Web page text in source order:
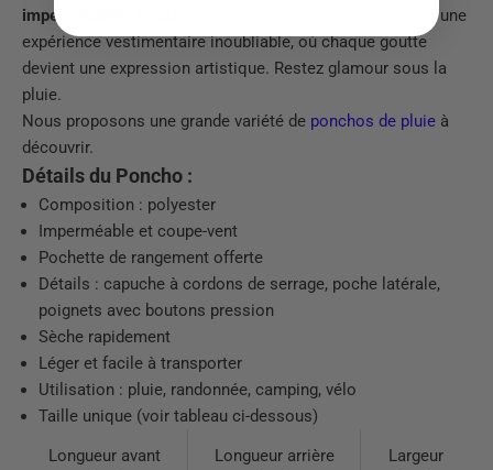
imperméabilité totale
. Commandez dès maintenant pour une
expérience vestimentaire inoubliable, où chaque goutte
devient une expression artistique. Restez glamour sous la
pluie.
Nous proposons une grande variété de ponchos de pluie à
découvrir.
Détails du Poncho :
Composition : polyester
Imperméable et coupe-vent
Pochette de rangement offerte
Détails : capuche à cordons de serrage, poche latérale,
poignets avec boutons pression
Sèche rapidement
Léger et facile à transporter
Utilisation : pluie, randonnée, camping, vélo
Taille unique (voir tableau ci-dessous)
Longueur avant
Longueur arrière
Largeur